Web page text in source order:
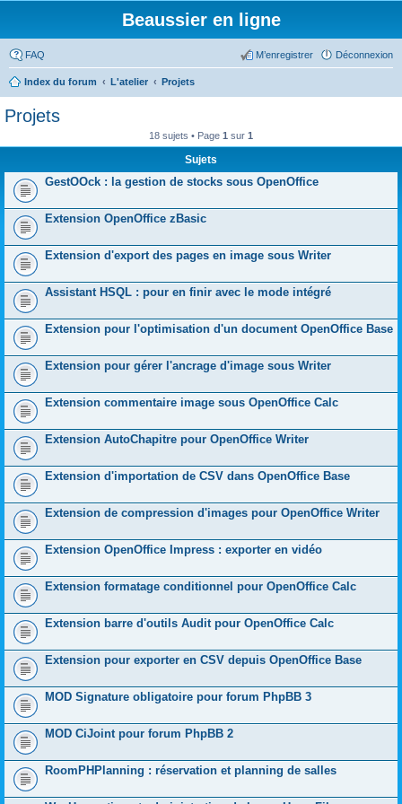
Beaussier en ligne
FAQ Déconnexion
M’enregistrer
Index du forum L'atelier Projets
Projets
18 sujets • Page 1 sur 1
Sujets
GestOOck : la gestion de stocks sous OpenOffice
Extension OpenOffice zBasic
Extension d'export des pages en image sous Writer
Assistant HSQL : pour en finir avec le mode intégré
Extension pour l'optimisation d'un document OpenOffice Base
Extension pour gérer l'ancrage d'image sous Writer
Extension commentaire image sous OpenOffice Calc
Extension AutoChapitre pour OpenOffice Writer
Extension d'importation de CSV dans OpenOffice Base
Extension de compression d'images pour OpenOffice Writer
Extension OpenOffice Impress : exporter en vidéo
Extension formatage conditionnel pour OpenOffice Calc
Extension barre d'outils Audit pour OpenOffice Calc
Extension pour exporter en CSV depuis OpenOffice Base
MOD Signature obligatoire pour forum PhpBB 3
MOD CiJoint pour forum PhpBB 2
RoomPHPlanning : réservation et planning de salles